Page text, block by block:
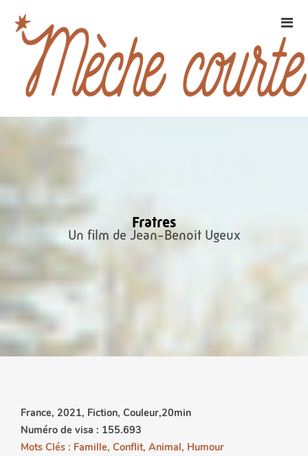
Fratres
Un film de Jean-Benoit Ugeux
France, 2021, Fiction, Couleur,20min
Numéro de visa : 155.693
Mots Clés : Famille, Conflit, Animal, Humour